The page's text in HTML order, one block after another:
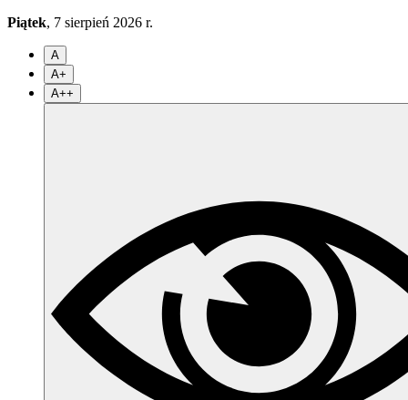
Piątek, 7 sierpień 2026 r.
A
A+
A++